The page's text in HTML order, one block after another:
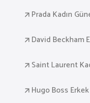
Prada Kadın
David Beckham
Saint Laurent
Hugo Boss